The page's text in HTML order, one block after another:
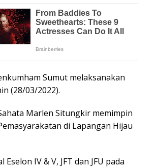
Sumut melaksanakan
(28/03/2022).
Marlen Situngkir memimpin
di Lapangan Hijau
IV & V, JFT dan JFU pada